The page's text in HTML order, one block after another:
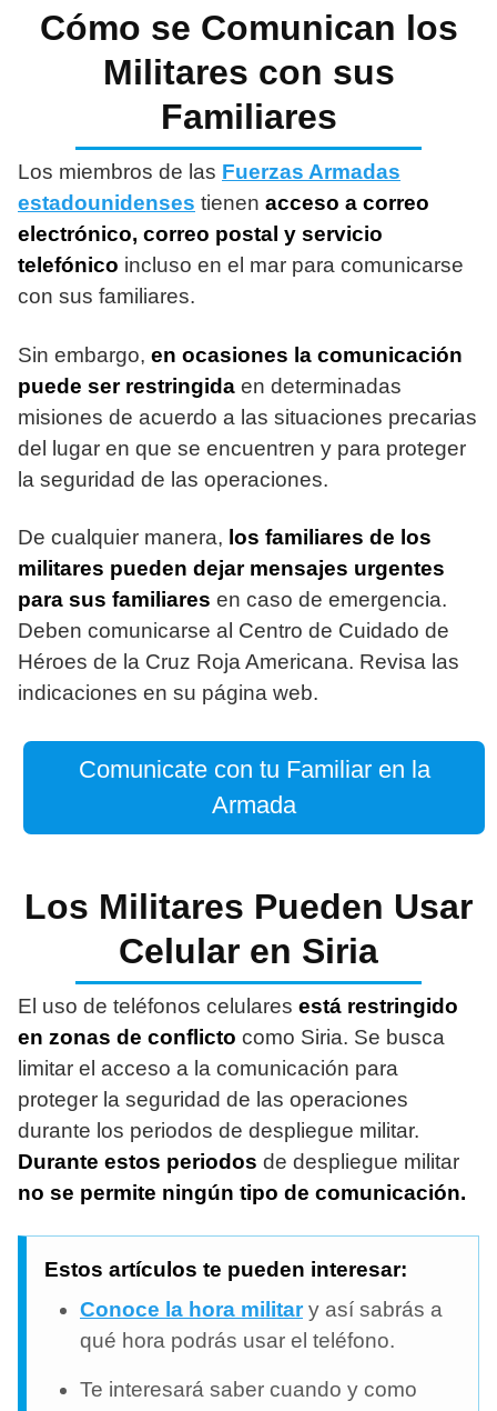
Cómo se Comunican los
Militares con sus
Familiares
Los miembros de las Fuerzas Armadas
estadounidenses tienen acceso a correo
electrónico, correo postal y servicio
telefónico incluso en el mar para comunicarse
con sus familiares.
Sin embargo, en ocasiones la comunicación
puede ser restringida en determinadas
misiones de acuerdo a las situaciones precarias
del lugar en que se encuentren y para proteger
la seguridad de las operaciones.
De cualquier manera, los familiares de los
militares pueden dejar mensajes urgentes
para sus familiares en caso de emergencia.
Deben comunicarse al Centro de Cuidado de
Héroes de la Cruz Roja Americana. Revisa las
indicaciones en su página web.
Comunicate con tu Familiar en la
Armada
Los Militares Pueden Usar
Celular en Siria
El uso de teléfonos celulares está restringido
en zonas de conflicto como Siria. Se busca
limitar el acceso a la comunicación para
proteger la seguridad de las operaciones
durante los periodos de despliegue militar.
Durante estos periodos de despliegue militar
no se permite ningún tipo de comunicación.
Estos artículos te pueden interesar:
Conoce la hora military así sabrás a
qué hora podrás usar el teléfono.
Te interesará saber cuando y como